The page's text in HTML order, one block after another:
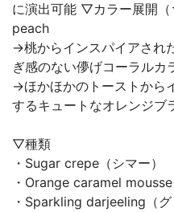
に演出可能 ▽カラー展開
peach
→桃からインスパイアされ
ぎ感のない儚げコーラル
→ほかほかのトーストから
するキュートなオレンジブ
▽種類
・Sugar crepe（シマー）
・Orange caramel mousse
・Sparkling darjeeling（グ